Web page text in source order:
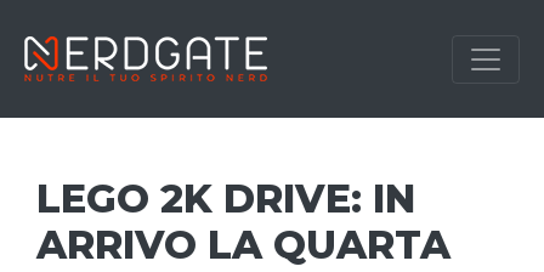
LEGO 2K DRIVE: IN
ARRIVO LA QUARTA